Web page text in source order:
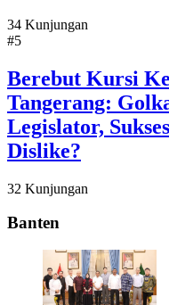
34 Kunjungan
#5
Berebut Kursi
Tangerang:
Legislator,
Dislike?
32 Kunjungan
Banten